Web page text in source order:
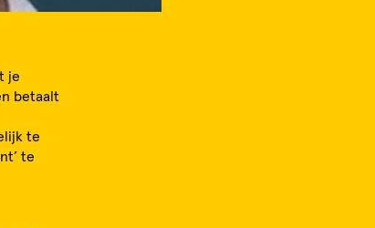
je
betaalt
te
te